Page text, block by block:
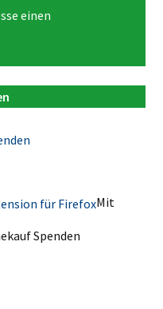
einen
Mit
Spenden